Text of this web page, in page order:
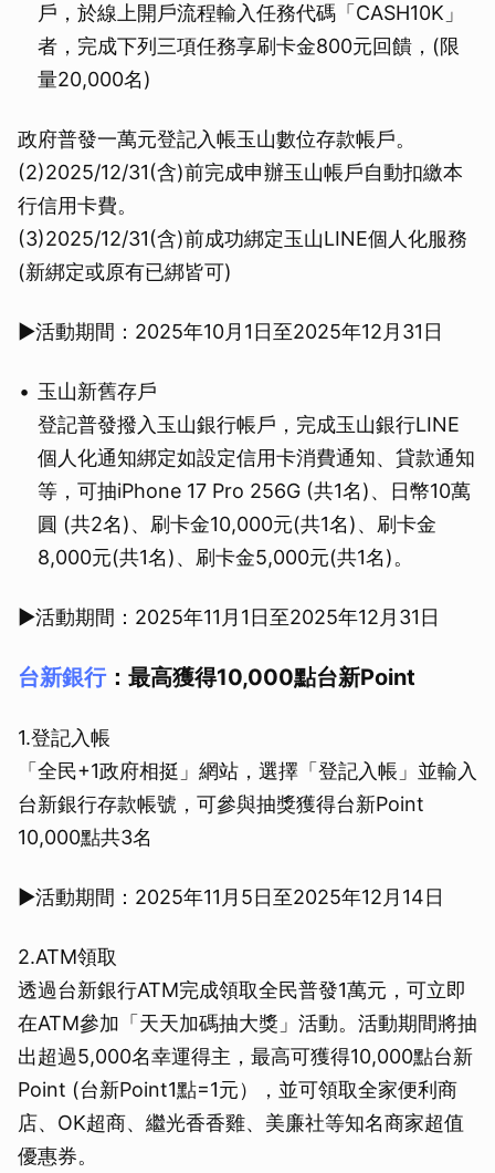
戶，於線上開戶流程輸入任務代碼「CASH10K」
者，完成下列三項任務享刷卡金800元回饋，(限
量20,000名)
政府普發一萬元登記入帳玉山數位存款帳戶。
(2)2025/12/31(含)前完成申辦玉山帳戶自動扣繳本
行信用卡費。
(3)2025/12/31(含)前成功綁定玉山LINE個人化服務
(新綁定或原有已綁皆可)
▶活動期間：2025年10月1日至2025年12月31日
玉山新舊存戶
登記普發撥入玉山銀行帳戶，完成玉山銀行LINE
個人化通知綁定如設定信用卡消費通知、貸款通知
等，可抽iPhone 17 Pro 256G (共1名)、日幣10萬
圓 (共2名)、刷卡金10,000元(共1名)、刷卡金
8,000元(共1名)、刷卡金5,000元(共1名)。
▶活動期間：2025年11月1日至2025年12月31日
台新銀行：最高獲得10,000點台新Point
1.登記入帳
「全民+1政府相挺」網站，選擇「登記入帳」並輸入
台新銀行存款帳號，可參與抽獎獲得台新Point
10,000點共3名
▶活動期間：2025年11月5日至2025年12月14日
2.ATM領取
透過台新銀行ATM完成領取全民普發1萬元，可立即
在ATM參加「天天加碼抽大獎」活動。活動期間將抽
出超過5,000名幸運得主，最高可獲得10,000點台新
Point (台新Point1點=1元），並可領取全家便利商
店、OK超商、繼光香香雞、美廉社等知名商家超值
優惠券。